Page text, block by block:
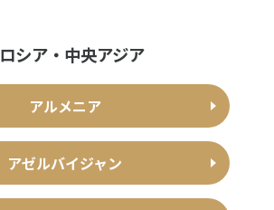
ロシア・中央アジア
アルメニア
アゼルバイジャン